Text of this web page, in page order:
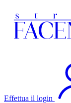
Effettua il login